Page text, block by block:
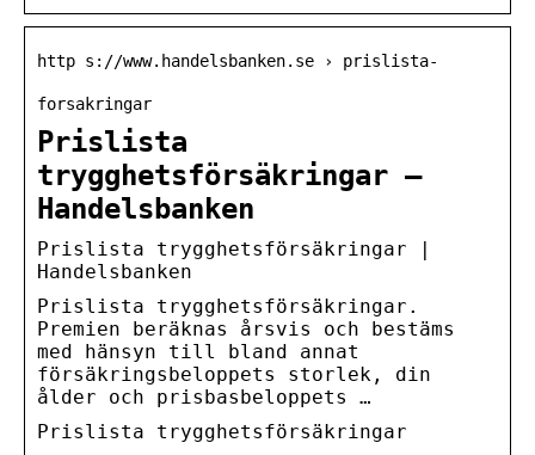
http s://www.handelsbanken.se › prislista-
forsakringar
Prislista
trygghetsförsäkringar –
Handelsbanken
Prislista trygghetsförsäkringar |
Handelsbanken
Prislista trygghetsförsäkringar.
Premien beräknas årsvis och bestäms
med hänsyn till bland annat
försäkringsbeloppets storlek, din
ålder och prisbasbeloppets …
Prislista trygghetsförsäkringar